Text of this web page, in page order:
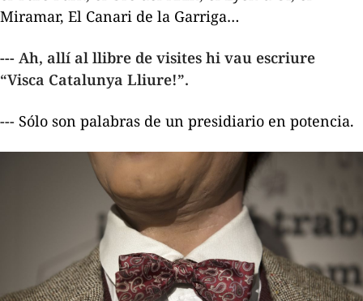
Miramar, El Canari de la Garriga…
--- Ah, allí al llibre de visites hi vau escriure
“Visca Catalunya Lliure!”.
--- Sólo son palabras de un presidiario en potencia.